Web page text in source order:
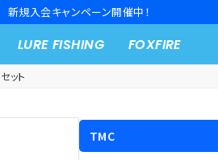
新規入会キャンペーン開催中！
LURE FISHING FOXFIRE
ット
TMC